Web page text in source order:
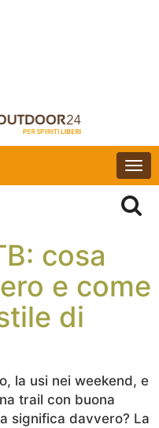
cosa
e come
di
la usi nei weekend, e
trail con buona
significa davvero? La